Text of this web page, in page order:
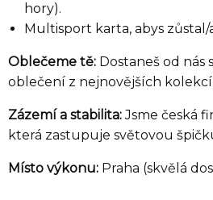
Seznam
Seznam
hory).
Multisport karta, abys zůstal/
Oblečeme tě: Dostaneš od nás
oblečení z nejnovějších kolekcí.
Zázemí a stabilita:Jsme česká
která zastupuje světovou
Místo výkonu: Praha (skvělá